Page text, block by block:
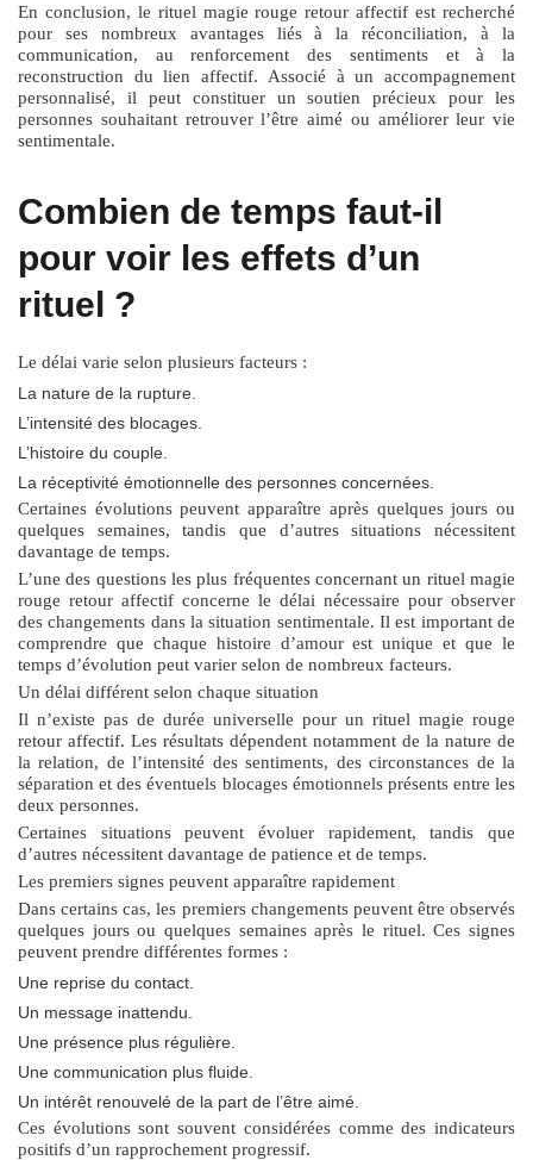
En conclusion, le rituel magie rouge retour affectif est recherché
pour ses nombreux avantages liés à la réconciliation, à la
communication, au renforcement des sentiments et à la
reconstruction du lien affectif. Associé à un accompagnement
personnalisé, il peut constituer un soutien précieux pour les
personnes souhaitant retrouver l’être aimé ou améliorer leur vie
sentimentale.
Combien de temps faut-il
pour voir les effets d’un
rituel ?
Le délai varie selon plusieurs facteurs :
La nature de la rupture.
L’intensité des blocages.
L’histoire du couple.
La réceptivité émotionnelle des personnes concernées.
Certaines évolutions peuvent apparaître après quelques jours ou
quelques semaines, tandis que d’autres situations nécessitent
davantage de temps.
L’une des questions les plus fréquentes concernant un rituel magie
rouge retour affectif concerne le délai nécessaire pour observer
des changements dans la situation sentimentale. Il est important de
comprendre que chaque histoire d’amour est unique et que le
temps d’évolution peut varier selon de nombreux facteurs.
Un délai différent selon chaque situation
Il n’existe pas de durée universelle pour un rituel magie rouge
retour affectif. Les résultats dépendent notamment de la nature de
la relation, de l’intensité des sentiments, des circonstances de la
séparation et des éventuels blocages émotionnels présents entre les
deux personnes.
Certaines situations peuvent évoluer rapidement, tandis que
d’autres nécessitent davantage de patience et de temps.
Les premiers signes peuvent apparaître rapidement
Dans certains cas, les premiers changements peuvent être observés
quelques jours ou quelques semaines après le rituel. Ces signes
peuvent prendre différentes formes :
Une reprise du contact.
Un message inattendu.
Une présence plus régulière.
Une communication plus fluide.
Un intérêt renouvelé de la part de l’être aimé.
Ces évolutions sont souvent considérées comme des indicateurs
positifs d’un rapprochement progressif.